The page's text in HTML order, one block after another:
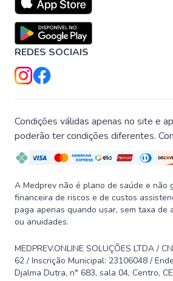
REDES SOCIAIS
Condições válidas apenas no site e
poderão ter condições diferentes.
A Medprev não é plano de saúde e não
financeira de riscos e de custos
paga apenas quando usar, sem taxa de
ou anuidades.
MEDPREV.ONLINE SOLUÇÕES LTDA /
62 / Inscrição Municipal: 23106048 /
Djalma Dutra, n° 683, sala 04, Centro,